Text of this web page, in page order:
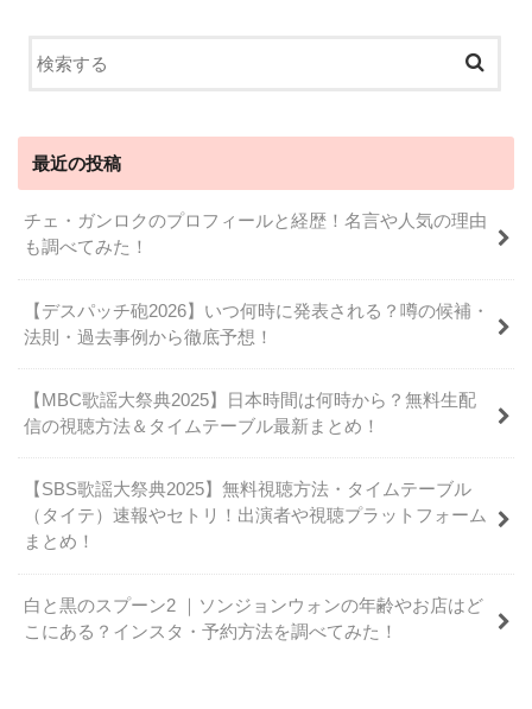
最近の投稿
チェ・ガンロクのプロフィールと経歴！名言や人気の理由
も調べてみた！
【デスパッチ砲2026】いつ何時に発表される？噂の候補・
法則・過去事例から徹底予想！
【MBC歌謡大祭典2025】日本時間は何時から？無料生配
信の視聴方法＆タイムテーブル最新まとめ！
【SBS歌謡大祭典2025】無料視聴方法・タイムテーブル
（タイテ）速報やセトリ！出演者や視聴プラットフォーム
まとめ！
白と黒のスプーン2 ｜ソンジョンウォンの年齢やお店はど
こにある？インスタ・予約方法を調べてみた！